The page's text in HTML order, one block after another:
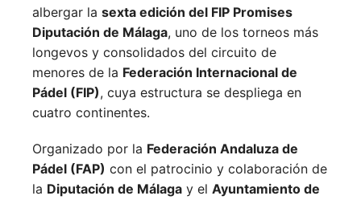
albergar la sexta edición del FIP Promises
Diputación de Málaga, uno de los torneos más
longevos y consolidados del circuito de
menores de la Federación Internacional de
Pádel (FIP), cuya estructura se despliega en
cuatro continentes.
Organizado por la Federación Andaluza de
Pádel (FAP) con el patrocinio y colaboración de
la Diputación de Málaga y el Ayuntamiento de